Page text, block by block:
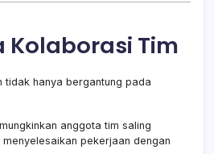
Kolaborasi Tim
tidak hanya bergantung pada
anggota tim saling
pekerjaan dengan